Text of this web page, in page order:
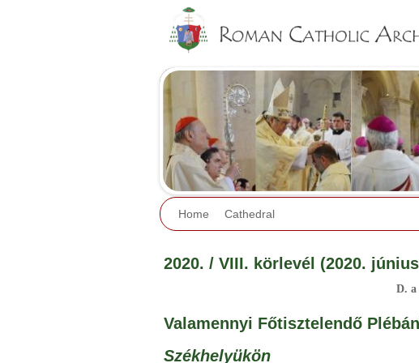
Home Cathedral
2020. / VIII. körlevél (2020.
D.
Valamennyi Főtisztelendő
Székhelyükön